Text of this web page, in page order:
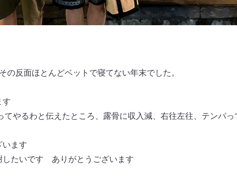
反面ほとんどベットで寝てない年末でした。
す
やるわと伝えたところ、露骨に収入減、右往左往、テンパっ
ます
したいです ありがとうございます